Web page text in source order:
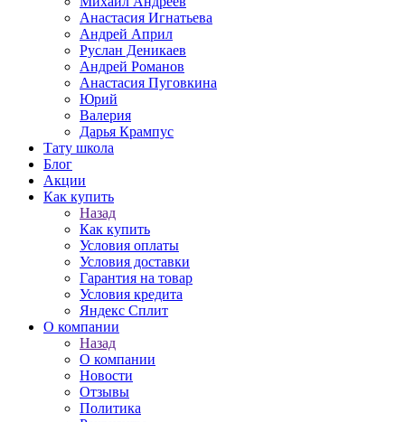
Анастасия Игнатьева
Андрей Април
Руслан Деникаев
Андрей Романов
Анастасия Пуговкина
Юрий
Валерия
Дарья Крампус
Тату школа
Блог
Акции
Как купить
Назад
Как купить
Условия оплаты
Условия доставки
Гарантия на товар
Условия кредита
Яндекс Сплит
О компании
Назад
О компании
Новости
Отзывы
Политика